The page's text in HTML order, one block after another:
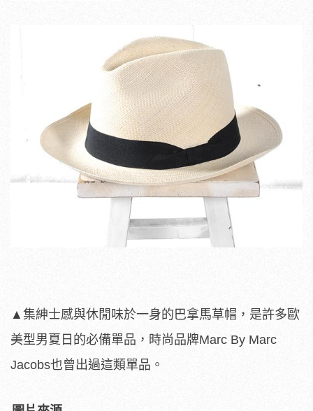
▲集紳士感與休閒味於一身的巴拿馬草帽，是許多歐
美型男夏日的必備單品，時尚品牌Marc By Marc
Jacobs也曾出過這類單品。